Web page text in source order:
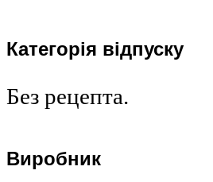
Категорія відпуску
Без рецепта.
Виробник